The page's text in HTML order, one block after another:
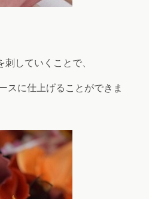
していくことで、
スに仕上げることができま